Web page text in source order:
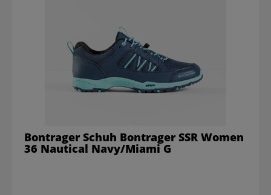
Bontrager Schuh Bontrager SSR Women
36 Nautical Navy/Miami G